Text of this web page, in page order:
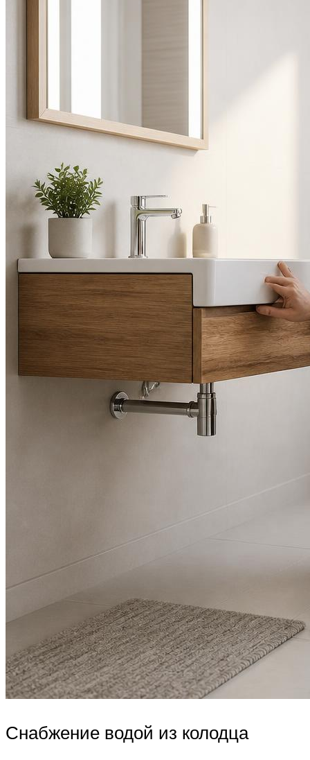
Снабжение водой из колодца